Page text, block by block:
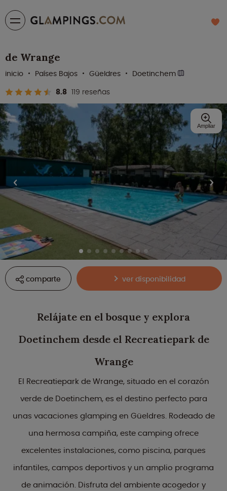
de Wrange
8.8 119 reseñas
inicio Países Bajos Güeldres Doetinchem
comparte ver disponibilidad
Ampliar
Relájate en el bosque y explora
Doetinchem desde el Recreatiepark de
Wrange
El Recreatiepark de Wrange, situado en el corazón
verde de Doetinchem, es el destino perfecto para
unas vacaciones glamping en Güeldres. Rodeado de
una hermosa campiña, este camping ofrece
excelentes instalaciones, como piscina, parques
infantiles, campos deportivos y un amplio programa
de animación. Disfruta del ambiente acogedor y